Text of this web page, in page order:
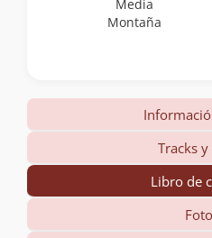
Media
Montaña
Tracks
Libro de